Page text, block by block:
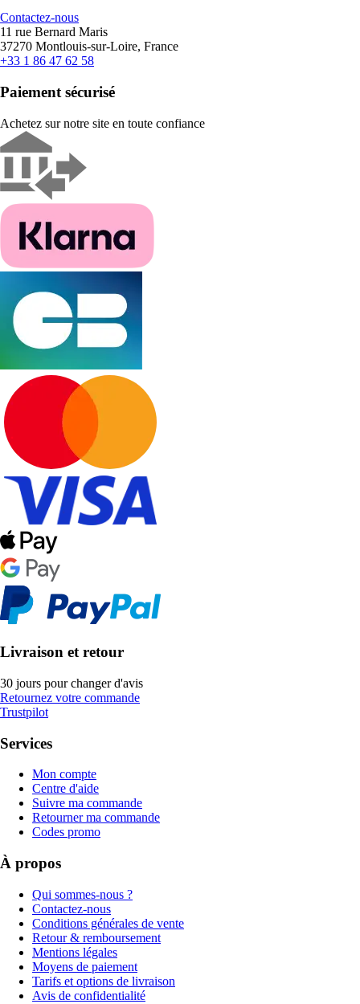
Contactez-nous
11 rue Bernard Maris
37270 Montlouis-sur-Loire, France
+33 1 86 47 62 58
Paiement sécurisé
Achetez sur notre site en toute confiance
Livraison et retour
30 jours pour changer d'avis
Retournez votre commande
Trustpilot
Services
Mon compte
Centre d'aide
Suivre ma commande
Retourner ma commande
Codes promo
À propos
Qui sommes-nous ?
Contactez-nous
Conditions générales de vente
Retour & remboursement
Mentions légales
Moyens de paiement
Tarifs et options de livraison
Avis de confidentialité